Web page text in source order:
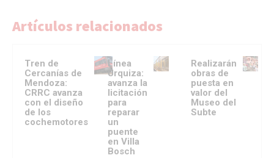
Artículos relacionados
Tren de
Cercanías de
Mendoza:
CRRC avanza
con el diseño
de los
cochemotores
Línea
Urquiza:
avanza la
licitación
para
reparar
un
puente
en Villa
Bosch
Realizarán
obras de
puesta en
valor del
Museo del
Subte